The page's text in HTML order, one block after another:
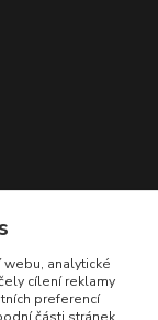
webu, analytické
cílení reklamy
preferencí